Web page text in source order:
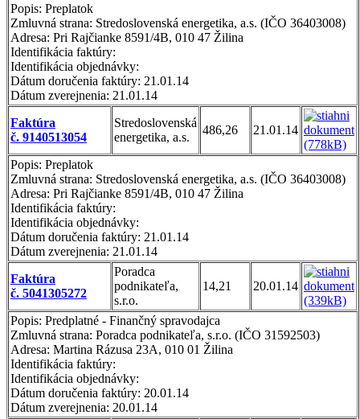
Popis: Preplatok
Zmluvná strana: Stredoslovenská energetika, a.s. (IČO 36403008)
Adresa: Pri Rajčianke 8591/4B, 010 47 Žilina
Identifikácia faktúry:
Identifikácia objednávky:
Dátum doručenia faktúry: 21.01.14
Dátum zverejnenia: 21.01.14
Faktúra
č. 9140513054
Stredoslovenská
energetika, a.s.
486,26 21.01.14
Popis: Preplatok
Zmluvná strana: Stredoslovenská energetika, a.s. (IČO 36403008)
Adresa: Pri Rajčianke 8591/4B, 010 47 Žilina
Identifikácia faktúry:
Identifikácia objednávky:
Dátum doručenia faktúry: 21.01.14
Dátum zverejnenia: 21.01.14
Faktúra
č. 5041305272
Poradca
podnikateľa,
s.r.o.
14,21 20.01.14
Popis: Predplatné - Finančný spravodajca
Zmluvná strana: Poradca podnikateľa, s.r.o. (IČO 31592503)
Adresa: Martina Rázusa 23A, 010 01 Žilina
Identifikácia faktúry:
Identifikácia objednávky:
Dátum doručenia faktúry: 20.01.14
Dátum zverejnenia: 20.01.14